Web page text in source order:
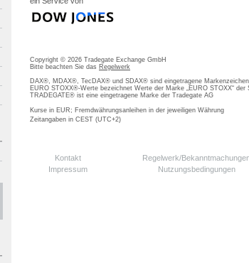
Copyright © 2026 Tradegate Exchange GmbH
Bitte beachten Sie das Regelwerk
DAX®, MDAX®, TecDAX® und SDAX® sind eingetragene
EURO STOXX®-Werte bezeichnet Werte der Marke „EURO STOXX“
TRADEGATE® ist eine eingetragene Marke der Tradegate AG
Kurse in EUR; Fremdwährungsanleihen in der jeweiligen Währung
Zeitangaben in CEST (UTC+2)
Kontakt Regelwerk/
Impressum
Nutzungsbedingungen